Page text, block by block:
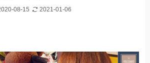
08-15 2021-01-06